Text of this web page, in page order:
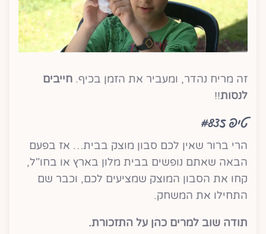
זה מריח נהדר, ומעביר את הזמן בכיף. חייבים
לנסות!!
טיפ #835
הרי ברור שאין לכם סבון מוצק בבית… אז בפעם
הבאה שאתם נופשים בבית מלון בארץ או בחו"ל,
קחו את הסבון המוצק שמציעים לכם, וכבר שם
התחילו את המשחק.
תודה שוב למרים כהן על התזכורת.